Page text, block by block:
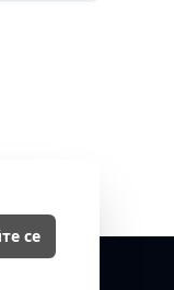
се